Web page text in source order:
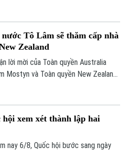
rõ hơn, đây là dự án mang tính liên
vùng cao. Điều này sẽ giúp công tác
phối dự án được rõ ràng hơn.
Tô Lâm sẽ thăm cấp nhà
Zealand
lời mời của Toàn quyền Australia
Mostyn và Toàn quyền New Zealand
Tô Lâm cùng đoàn đại biểu cấp cao
và New Zealand từ ngày 9 đến
xem xét thành lập hai
nay 6/8, Quốc hội bước sang ngày